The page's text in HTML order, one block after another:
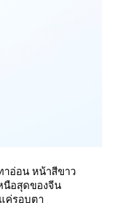
าอ่อน หน้าสีขาว
นือสุดของจีน
ค่รอบตา